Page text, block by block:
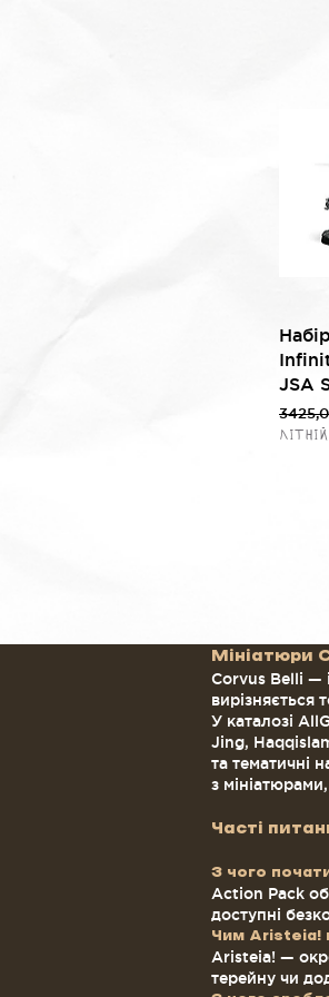
JSA
Мініатюри
Corvus Belli —
вирізняється
У каталозі
Jing,
та тематичні
з
Часті
З чого
Action Pack
доступні
Чим Aristeia!
Aristeia! —
терейну чи